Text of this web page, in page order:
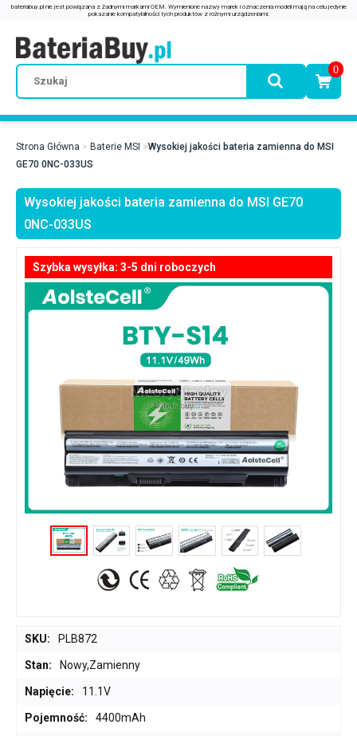
0
Strona Główna Baterie MSI
Wysokiej jakości bateria zamienna do MSI
GE70 0NC-033US
Wysokiej jakości bateria zamienna do MSI GE70
0NC-033US
Szybka wysyłka: 3-5 dni roboczych
SKU: PLB872
Stan: Nowy,Zamienny
Napięcie: 11.1V
Pojemność: 4400mAh